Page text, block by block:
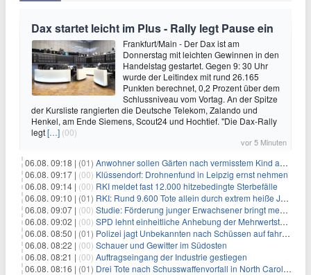
Dax startet leicht im Plus - Rally legt Pause ein
Frankfurt/Main - Der Dax ist am
Donnerstag mit leichten Gewinnen in den
Handelstag gestartet. Gegen 9: 30 Uhr
wurde der Leitindex mit rund 26.165
Punkten berechnet, 0,2 Prozent über dem
Schlussniveau vom Vortag. An der Spitze
der Kursliste rangierten die Deutsche Telekom, Zalando und
Henkel, am Ende Siemens, Scout24 und Hochtief. "Die Dax-Rally
legt[…] (00)
vor 5 Minuten
06.08. 09:18 | (01) Anwohner sollen Gärten nach vermisstem Kind absuchen
06.08. 09:17 | (00) Klüssendorf: Drohnenfund in Leipzig ernst nehmen
06.08. 09:14 | (00) RKI meldet fast 12.000 hitzebedingte Sterbefälle
06.08. 09:10 | (01) RKI: Rund 9.600 Tote allein durch extrem heiße Juni-Woche
06.08. 09:07 | (00) Studie: Förderung junger Erwachsener bringt mehr als bei Älteren
06.08. 09:02 | (00) SPD lehnt einheitliche Anhebung der Mehrwertsteuer ab
06.08. 08:50 | (01) Polizei jagt Unbekannten nach Schüssen auf fahrendes Auto
06.08. 08:22 | (00) Schauer und Gewitter im Südosten
06.08. 08:21 | (00) Auftragseingang der Industrie gestiegen
06.08. 08:16 | (01) Drei Tote nach Schusswaffenvorfall in North Carolina